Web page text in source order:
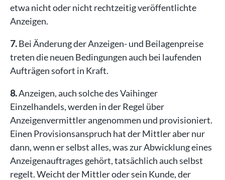
etwa nicht oder nicht rechtzeitig veröffentlichte
Anzeigen.
7.Bei Änderung der Anzeigen- und Beilagenpreise
treten die neuen Bedingungen auch bei laufenden
Aufträgen sofort in Kraft.
8.Anzeigen, auch solche des Vaihinger
Einzelhandels, werden in der Regel über
Anzeigenvermittler angenommen und provisioniert.
Einen Provisionsanspruch hat der Mittler aber nur
dann, wenn er selbst alles, was zur Abwicklung eines
Anzeigenauftrages gehört, tatsächlich auch selbst
regelt. Weicht der Mittler oder sein Kunde, der